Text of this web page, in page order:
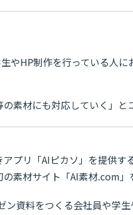
やHP制作を行っている人に
素材にも対応していく」と
プリ「AIピカソ」を提供す
素材サイト「AI素材.com」
資料をつくる会社員や学